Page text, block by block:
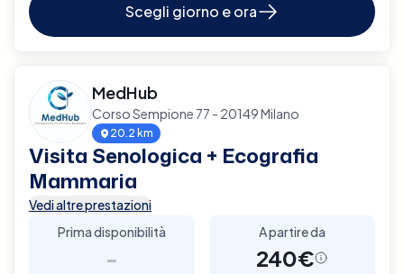
Scegli giorno e ora
MedHub
Corso Sempione 77 - 20149 Milano
20.2 km
Visita Senologica + Ecografia
Mammaria
Vedi altre prestazioni
Prima disponibilità
-
A partire da
240€